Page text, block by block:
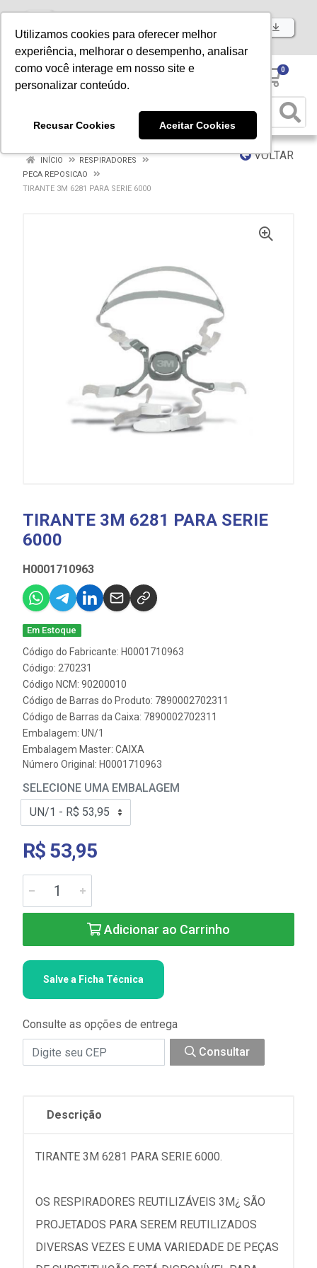
Utilizamos cookies para oferecer melhor
experiência, melhorar o desempenho, analisar
como você interage em nosso site e
personalizar conteúdo.
Recusar Cookies Aceitar Cookies
Baixe já nosso APP
0
VOLTAR
INÍCIO
RESPIRADORES
PECA REPOSICAO
TIRANTE 3M 6281 PARA SERIE 6000
TIRANTE 3M 6281 PARA SERIE
6000
H0001710963
Em Estoque
Código do Fabricante: H0001710963
Código: 270231
Código NCM: 90200010
Código de Barras do Produto: 7890002702311
Código de Barras da Caixa: 7890002702311
Embalagem: UN/1
Embalagem Master: CAIXA
Número Original: H0001710963
SELECIONE UMA EMBALAGEM
R$ 53,95
Adicionar ao Carrinho
Salve a Ficha Técnica
Consulte as opções de entrega
Consultar
Descrição
TIRANTE 3M 6281 PARA SERIE 6000.
OS RESPIRADORES REUTILIZÁVEIS 3M¿ SÃO
PROJETADOS PARA SEREM REUTILIZADOS
DIVERSAS VEZES E UMA VARIEDADE DE PEÇAS